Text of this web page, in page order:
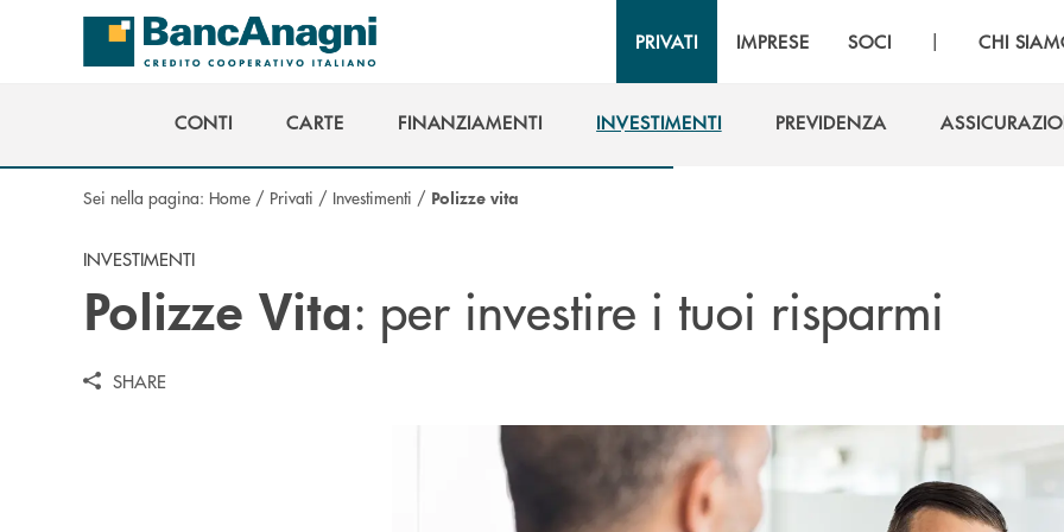
Salta al contenuto principale
PRIVATI IMPRESE SOCI | CHI
CONTI
CARTE
FINANZIAMENTI
INVESTIMENTI
PREVIDENZA
Sei nella pagina: Home / Privati / Investimenti / Polizze vita
INVESTIMENTI
Polizze Vita: per investire i tuoi risparmi
SHARE